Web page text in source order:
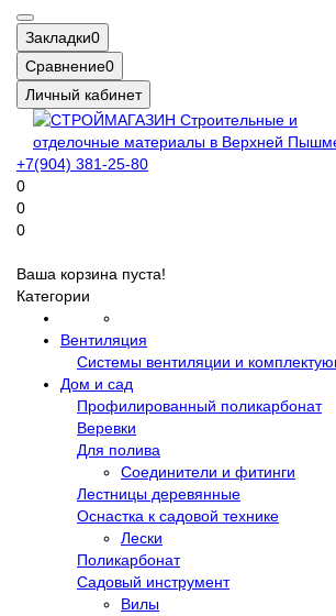
Закладки0
Сравнение0
Личный кабинет
+7(904) 381-25-80
0
0
0
Ваша корзина пуста!
Категории
Вентиляция
Системы вентиляции и
Дом и сад
Профилированный поликарбонат
Веревки
Для полива
Соединители и фитинги
Лестницы деревянные
Оснастка к садовой технике
Лески
Поликарбонат
Садовый инструмент
Вилы